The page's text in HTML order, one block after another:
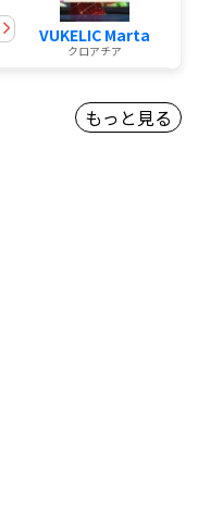
VUKELIC Marta
クロアチア
もっと見る